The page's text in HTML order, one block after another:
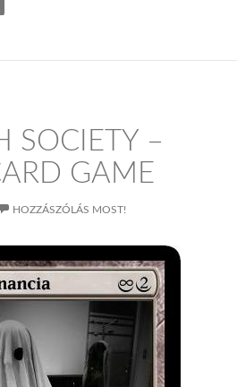
SOCIETY –
GAME
HOZZÁSZÓLÁS MOST!